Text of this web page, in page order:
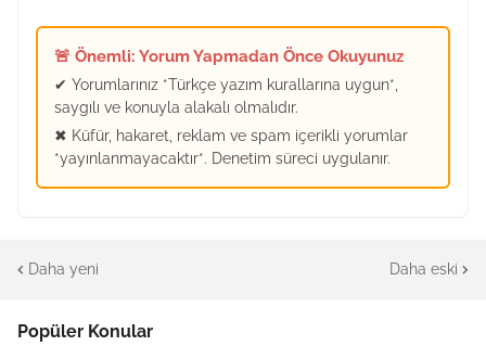
🚨 Önemli: Yorum Yapmadan Önce Okuyunuz
✔ Yorumlarınız *Türkçe yazım kurallarına uygun*,
saygılı ve konuyla alakalı olmalıdır.
✖ Küfür, hakaret, reklam ve spam içerikli yorumlar
*yayınlanmayacaktır*. Denetim süreci uygulanır.
Daha yeni Daha eski
Popüler Konular